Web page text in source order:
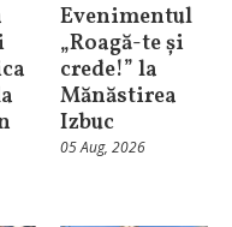
Evenimentul
„Roagă-te și
crede!” la
Mănăstirea
Izbuc
05 Aug, 2026